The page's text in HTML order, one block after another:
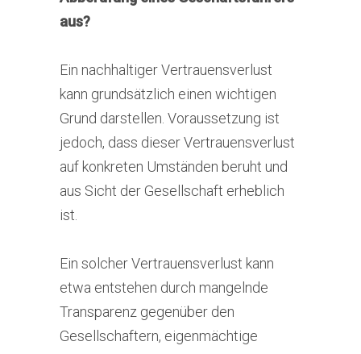
aus?
Ein nachhaltiger Vertrauensverlust
kann grundsätzlich einen wichtigen
Grund darstellen. Voraussetzung ist
jedoch, dass dieser Vertrauensverlust
auf konkreten Umständen beruht und
aus Sicht der Gesellschaft erheblich
ist.
Ein solcher Vertrauensverlust kann
etwa entstehen durch mangelnde
Transparenz gegenüber den
Gesellschaftern, eigenmächtige